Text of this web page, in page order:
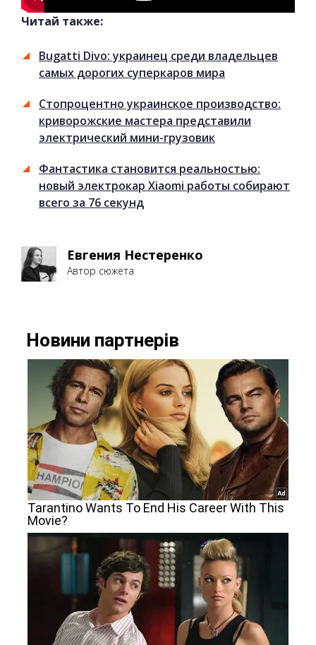
Читай также:
Bugatti Divo: украинец среди владельцев
самых дорогих суперкаров мира
Стопроцентно украинское производство:
криворожские мастера представили
электрический мини-грузовик
Фантастика становится реальностью:
новый электрокар Xiaomi работы собирают
всего за 76 секунд
Евгения Нестеренко
Автор сюжета